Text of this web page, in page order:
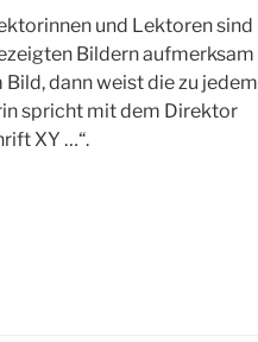
und Lektoren sind
Bildern aufmerksam
dann weist die zu jedem
spricht mit dem Direktor
XY …“.